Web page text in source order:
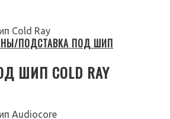
ПОДСТАВКА ПОД ШИП
ШИП COLD RAY